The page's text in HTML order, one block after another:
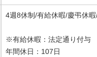
4週8休制/有給休暇/慶弔休
※有給休暇：法定通り付与
年間休日：107日